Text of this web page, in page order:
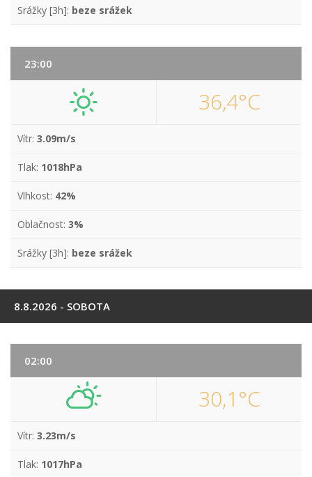
Srážky [3h]: beze srážek
23:00
36,4°C
Vítr: 3.09m/s
Tlak: 1018hPa
Vlhkost: 42%
Oblačnost: 3%
Srážky [3h]: beze srážek
8.8.2026 - SOBOTA
02:00
30,1°C
Vítr: 3.23m/s
Tlak: 1017hPa